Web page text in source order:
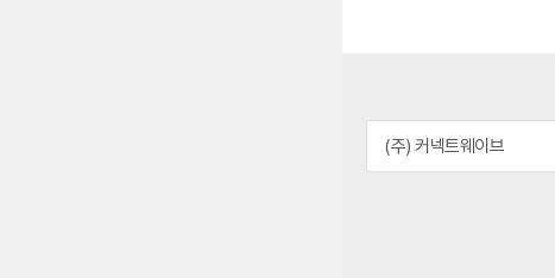
(주) 커넥트웨이브